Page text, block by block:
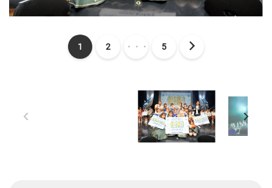
1 2 ・・・ 5